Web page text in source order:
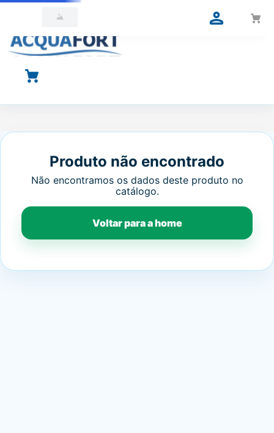
O que você está procurando?
Produto não encontrado
Não encontramos os dados deste produto no
catálogo.
Voltar para a home